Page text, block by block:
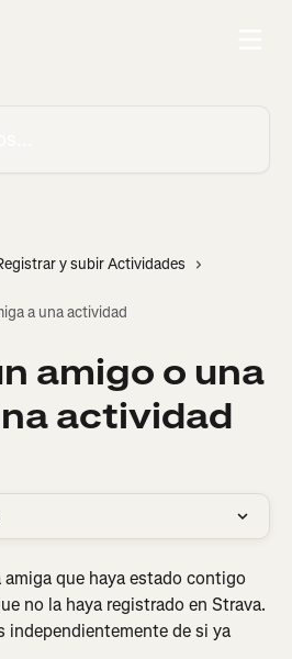
y subir Actividades
a una actividad
amigo o una
actividad
que haya estado contigo
no la haya registrado en Strava.
independientemente de si ya